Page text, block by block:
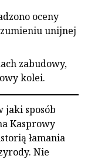
oceny
unijnej
zabudowy,
kolei.
jaki sposób
Kasprowy
łamania
Nie